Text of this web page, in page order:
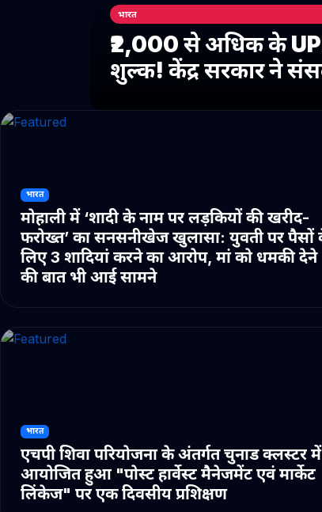
भारत
₹2,000 से अधिक के
शुल्क! केंद्र सरकार ने
भारत
मोहाली में ‘शादी के नाम पर लड़कियों की खरीद-
फरोख्त’ का सनसनीखेज खुलासा: युवती पर पैसों
लिए 3 शादियां करने का आरोप, मां को धमकी देने
की बात भी आई सामने
भारत
एचपी शिवा परियोजना के अंतर्गत चुनाड क्लस्टर में
आयोजित हुआ "पोस्ट हार्वेस्ट मैनेजमेंट एवं मार्केट
लिंकेज" पर एक दिवसीय प्रशिक्षण